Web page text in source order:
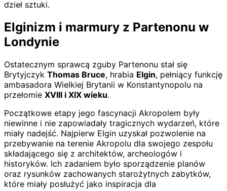
dzieł sztuki.
Elginizm i marmury z Partenonu w
Londynie
Ostatecznym sprawcą zguby Partenonu stał się
Brytyjczyk Thomas Bruce, hrabia Elgin, pełniący funkcję
ambasadora Wielkiej Brytanii w Konstantynopolu na
przełomie XVIII i XIX wieku.
Początkowe etapy jego fascynacji Akropolem były
niewinne i nie zapowiadały tragicznych wydarzeń, które
miały nadejść. Najpierw Elgin uzyskał pozwolenie na
przebywanie na terenie Akropolu dla swojego zespołu
składającego się z architektów, archeologów i
historyków. Ich zadaniem było sporządzenie planów
oraz rysunków zachowanych starożytnych zabytków,
które miały posłużyć jako inspiracja dla